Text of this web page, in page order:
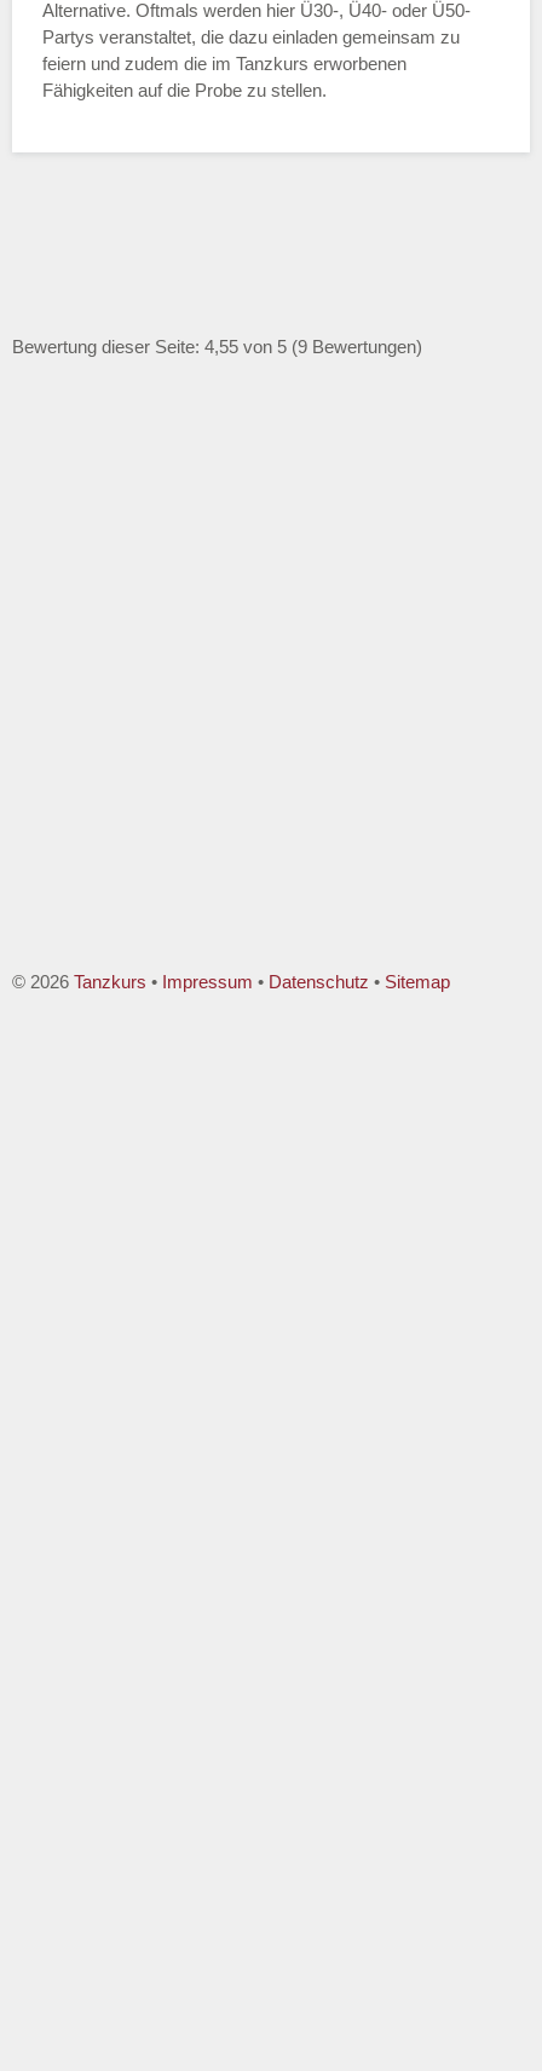
Alternative. Oftmals werden hier Ü30-, Ü40- oder Ü50-
Partys veranstaltet, die dazu einladen gemeinsam zu
feiern und zudem die im Tanzkurs erworbenen
Fähigkeiten auf die Probe zu stellen.
Bewertung dieser Seite: 4,55 von 5 (9 Bewertungen)
© 2026 Tanzkurs • Impressum • Datenschutz • Sitemap